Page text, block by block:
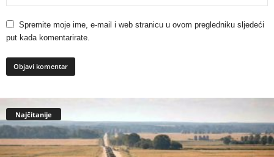
Spremite moje ime, e-mail i web stranicu u ovom pregledniku sljedeći
put kada komentarirate.
Najčitanije